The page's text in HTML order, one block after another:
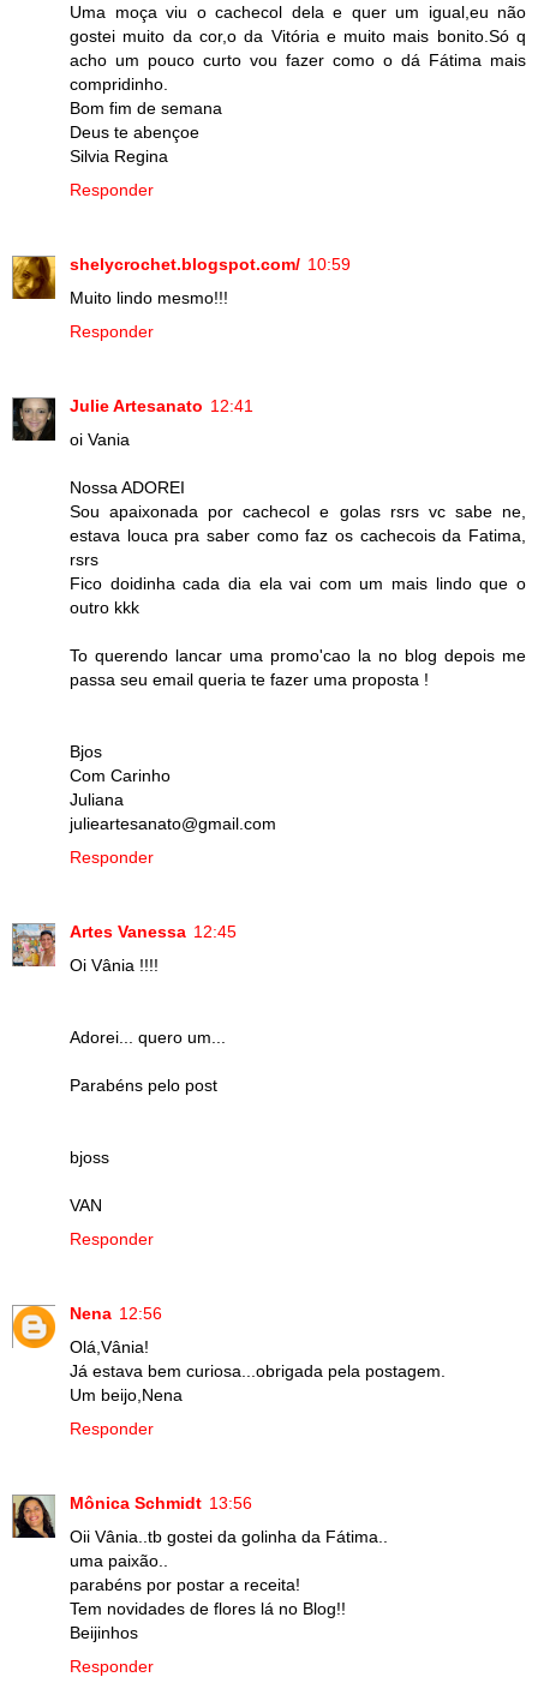
Uma moça viu o cachecol dela e quer um igual,eu não
gostei muito da cor,o da Vitória e muito mais bonito.Só q
acho um pouco curto vou fazer como o dá Fátima mais
compridinho.
Bom fim de semana
Deus te abençoe
Silvia Regina
Responder
shelycrochet.blogspot.com/ 10:59
Muito lindo mesmo!!!
Responder
Julie Artesanato 12:41
oi Vania
Nossa ADOREI
Sou apaixonada por cachecol e golas rsrs vc sabe ne,
estava louca pra saber como faz os cachecois da Fatima,
rsrs
Fico doidinha cada dia ela vai com um mais lindo que o
outro kkk
To querendo lancar uma promo'cao la no blog depois me
passa seu email queria te fazer uma proposta !
Bjos
Com Carinho
Juliana
julieartesanato@gmail.com
Responder
Artes Vanessa 12:45
Oi Vânia !!!!
Adorei... quero um...
Parabéns pelo post
bjoss
VAN
Responder
Nena 12:56
Olá,Vânia!
Já estava bem curiosa...obrigada pela postagem.
Um beijo,Nena
Responder
Mônica Schmidt 13:56
Oii Vânia..tb gostei da golinha da Fátima..
uma paixão..
parabéns por postar a receita!
Tem novidades de flores lá no Blog!!
Beijinhos
Responder